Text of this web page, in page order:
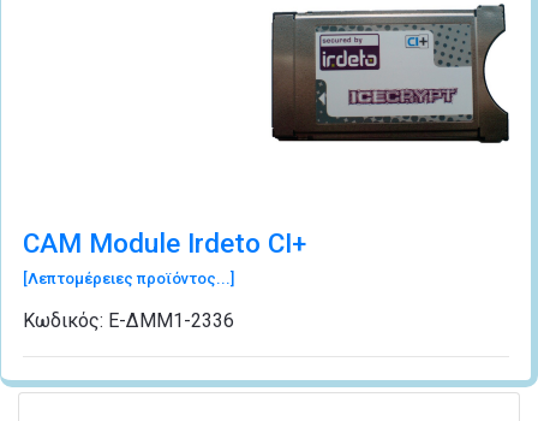
CAM Module Irdeto CI+
[Λεπτομέρειες προϊόντος...]
Κωδικός: Ε-ΔΜΜ1-2336